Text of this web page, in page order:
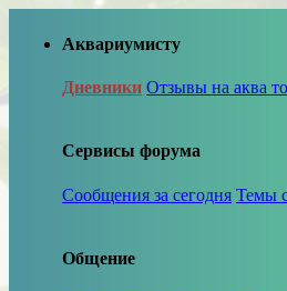
Аквариумисту
Дневники Отзывы на аква
Сервисы форума
Сообщения за сегодня Темы
Общение